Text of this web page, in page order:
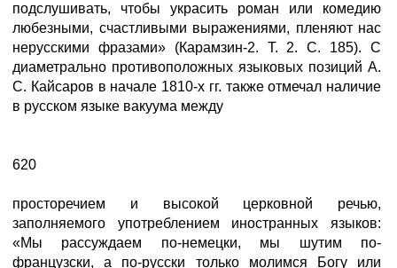
подслушивать, чтобы украсить роман или комедию
любезными, счастливыми выражениями, пленяют нас
нерусскими фразами» (Карамзин-2. Т. 2. С. 185). С
диаметрально противоположных языковых позиций А.
С. Кайсаров в начале 1810-х гг. также отмечал наличие
в русском языке вакуума между
620
просторечием и высокой церковной речью,
заполняемого употреблением иностранных языков:
«Мы рассуждаем по-немецки, мы шутим по-
французски, а по-русски только молимся Богу или